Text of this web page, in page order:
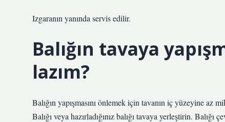
Izgaranın yanında servis edilir.
Balığın tavaya
lazım?
Balığın yapışmasını önlemek için tavanın iç yüzeyine az
Balığı veya hazırladığınız balığı tavaya yerleştirin.